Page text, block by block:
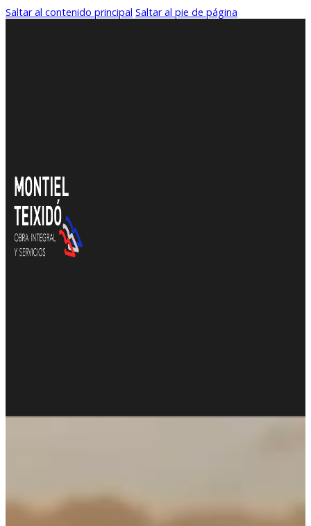
Saltar al contenido principal Saltar al pie de página